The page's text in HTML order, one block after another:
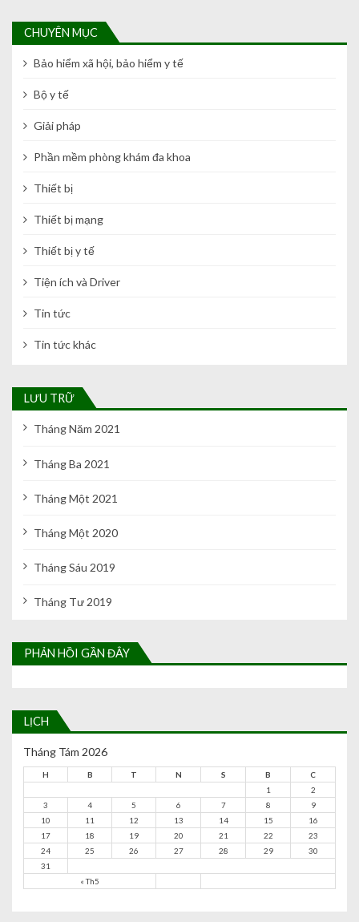
CHUYÊN MỤC
Bảo hiểm xã hội, bảo hiểm y tế
Bộ y tế
Giải pháp
Phần mềm phòng khám đa khoa
Thiết bị
Thiết bị mạng
Thiết bị y tế
Tiện ích và Driver
Tin tức
Tin tức khác
LƯU TRỮ
Tháng Năm 2021
Tháng Ba 2021
Tháng Một 2021
Tháng Một 2020
Tháng Sáu 2019
Tháng Tư 2019
PHẢN HỒI GẦN ĐÂY
LỊCH
Tháng Tám 2026
H B T N S B C
« Th5
1
2
3
4 5 6 7 8
9
10
11 12 13 14 15
16
17
18 19 20 21 22
23
24
25 26 27 28 29
30
31